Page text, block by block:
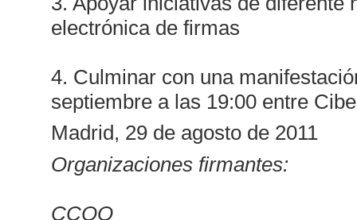
electrónica de firmas
4. Culminar con una
septiembre a las 19:00 entre
Madrid, 29 de agosto de 2011
Organizaciones firmantes:
CCOO